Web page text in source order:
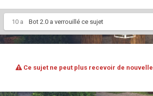
10 a Bot 2.0 a verrouillé ce sujet
Ce sujet ne peut plus recevoir de